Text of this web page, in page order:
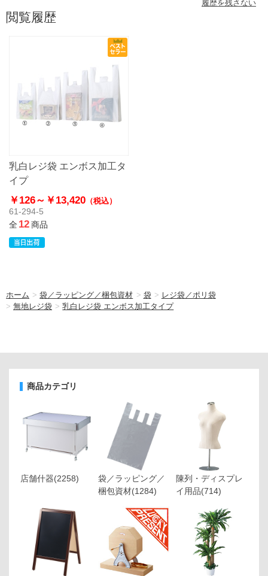
履歴を残さない
閲覧履歴
乳白レジ袋 エンボス加工タ
イプ
￥126～ ￥13,420 （税込）
61-294-5
全12商品
ホーム >袋／ラッピング／梱包資材 > 袋 > レジ袋／ポリ袋
> 無地レジ袋 >乳白レジ袋 エンボス加工タイプ
商品カテゴリ
店舗什器(2258)
袋／ラッピング／
梱包資材(1284)
陳列・ディスプレ
イ用品(714)